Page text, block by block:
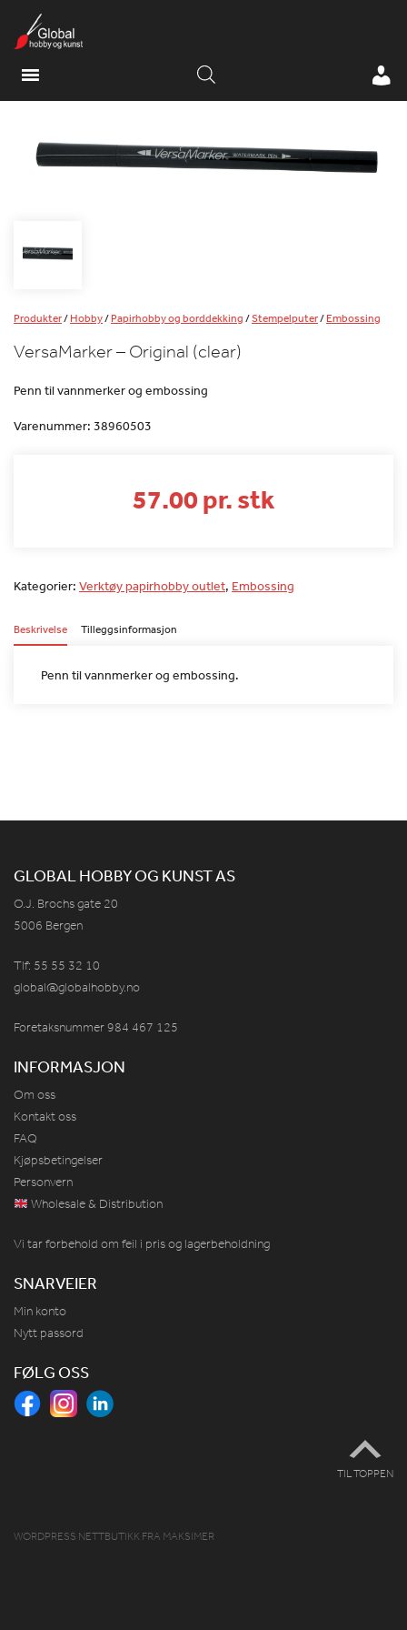
Produkter/Hobby/Papirhobby og borddekking/Stempelputer/Embossing
VersaMarker – Original (clear)
Penn til vannmerker og embossing
Varenummer: 38960503
57.00 pr. stk
Kategorier: Verktøy papirhobby outlet, Embossing
Beskrivelse Tilleggsinformasjon
Penn til vannmerker og embossing.
GLOBAL HOBBY OG KUNST AS
O.J. Brochs gate 20
5006 Bergen
Tlf: 55 55 32 10
global@globalhobby.no
Foretaksnummer 984 467 125
INFORMASJON
Om oss
Kontakt oss
FAQ
Kjøpsbetingelser
Personvern
Wholesale & Distribution
Vi tar forbehold om feil i pris og lagerbeholdning
SNARVEIER
Min konto
Nytt passord
FØLG OSS
TIL TOPPEN
WORDPRESS NETTBUTIKK FRA MAKSIMER